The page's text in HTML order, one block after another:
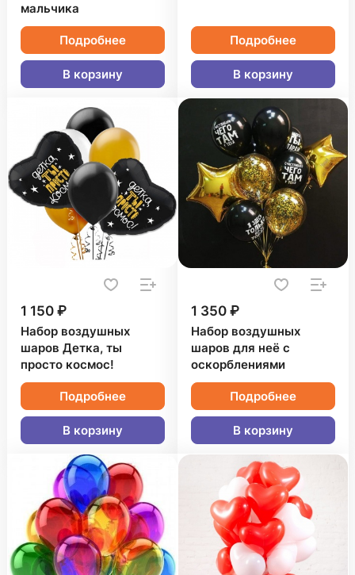
мальчика
Подробнее
В корзину
Подробнее
В корзину
1 150 ₽
Набор воздушных
шаров Детка, ты
просто космос!
Подробнее
В корзину
1 350 ₽
Набор воздушных
шаров для неё с
оскорблениями
Подробнее
В корзину